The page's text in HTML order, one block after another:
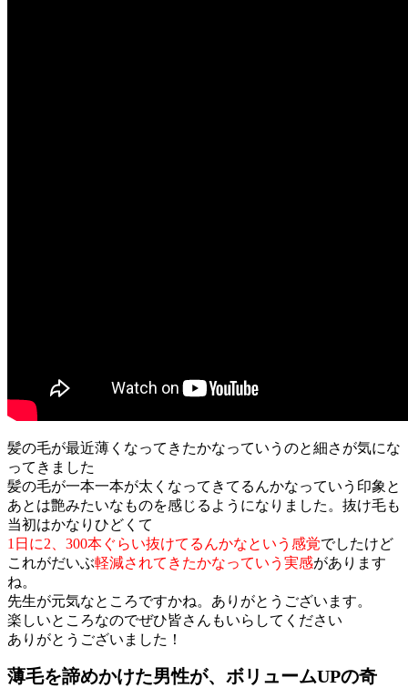
髪の毛が最近薄くなってきたかなっていうのと細さが気にな
ってきました
髪の毛が一本一本が太くなってきてるんかなっていう印象と
あとは艶みたいなものを感じるようになりました。抜け毛も
当初はかなりひどくて
1日に2、300本ぐらい抜けてるんかなという感覚でしたけど
これがだいぶ軽減されてきたかなっていう実感があります
ね。
先生が元気なところですかね。ありがとうございます。
楽しいところなのでぜひ皆さんもいらしてください
ありがとうございました！
薄毛を諦めかけた男性が、ボリュームUPの奇